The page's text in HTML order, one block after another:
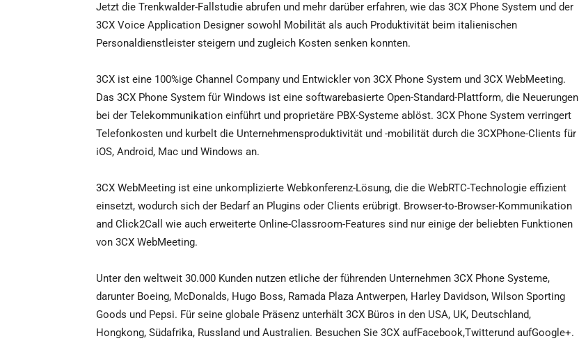
Jetzt die Trenkwalder-Fallstudie abrufen und mehr darüber erfahren, wie das 3CX Phone System und der
3CX Voice Application Designer sowohl Mobilität als auch Produktivität beim italienischen
Personaldienstleister steigern und zugleich Kosten senken konnten.
3CX ist eine 100%ige Channel Company und Entwickler von 3CX Phone System und 3CX WebMeeting.
Das 3CX Phone System für Windows ist eine softwarebasierte Open-Standard-Plattform, die Neuerungen
bei der Telekommunikation einführt und proprietäre PBX-Systeme ablöst. 3CX Phone System verringert
Telefonkosten und kurbelt die Unternehmensproduktivität und -mobilität durch die 3CXPhone-Clients für
iOS, Android, Mac und Windows an.
3CX WebMeeting ist eine unkomplizierte Webkonferenz-Lösung, die die WebRTC-Technologie effizient
einsetzt, wodurch sich der Bedarf an Plugins oder Clients erübrigt. Browser-to-Browser-Kommunikation
and Click2Call wie auch erweiterte Online-Classroom-Features sind nur einige der beliebten Funktionen
von 3CX WebMeeting.
Unter den weltweit 30.000 Kunden nutzen etliche der führenden Unternehmen 3CX Phone Systeme,
darunter Boeing, McDonalds, Hugo Boss, Ramada Plaza Antwerpen, Harley Davidson, Wilson Sporting
Goods und Pepsi. Für seine globale Präsenz unterhält 3CX Büros in den USA, UK, Deutschland,
Hongkong, Südafrika, Russland und Australien. Besuchen Sie 3CX aufFacebook,Twitterund aufGoogle+.